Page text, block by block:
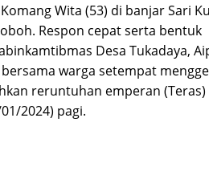
Wita (53) di banjar Sari
Respon cepat serta bentuk
Desa Tukadaya,
warga setempat
reruntuhan emperan (Teras)
2024) pagi.